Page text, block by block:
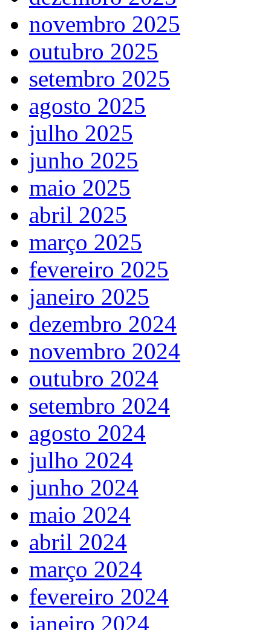
novembro 2025
outubro 2025
setembro 2025
agosto 2025
julho 2025
junho 2025
maio 2025
abril 2025
março 2025
fevereiro 2025
janeiro 2025
dezembro 2024
novembro 2024
outubro 2024
setembro 2024
agosto 2024
julho 2024
junho 2024
maio 2024
abril 2024
março 2024
fevereiro 2024
janeiro 2024